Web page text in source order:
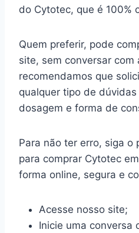
do Cytotec, que é 100%
Quem preferir, pode
site, sem conversar com
recomendamos que
qualquer tipo de
dosagem e forma de
Para não ter erro, siga o
para comprar Cytotec em
forma online, segura e
Acesse nosso site;
Inicie uma conversa